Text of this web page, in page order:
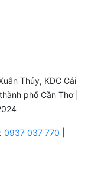
Thủy, KDC Cái
phố Cần Thơ |
0937 037 770